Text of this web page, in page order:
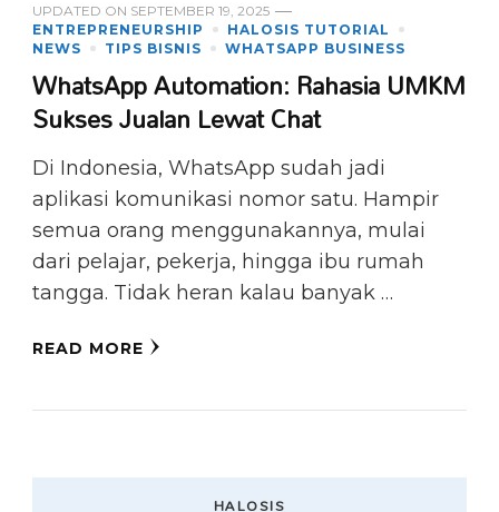
UPDATED ON SEPTEMBER 19, 2025
ENTREPRENEURSHIP
HALOSIS TUTORIAL
NEWS
TIPS BISNIS WHATSAPP BUSINESS
WhatsApp Automation: Rahasia UMKM
Sukses Jualan Lewat Chat
Di Indonesia, WhatsApp sudah jadi
aplikasi komunikasi nomor satu. Hampir
semua orang menggunakannya, mulai
dari pelajar, pekerja, hingga ibu rumah
tangga. Tidak heran kalau banyak …
READ MORE
HALOSIS